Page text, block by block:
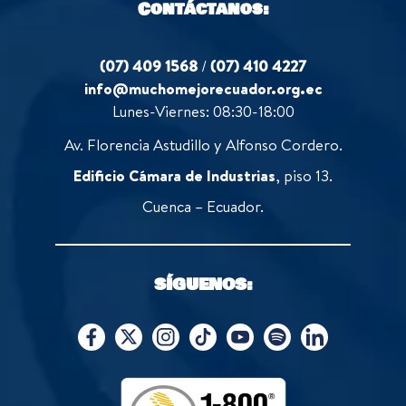
Contáctanos:
(07) 409 1568 /(07) 410 4227
info@muchomejorecuador.org.ec
Lunes-Viernes: 08:30-18:00
Av. Florencia Astudillo y Alfonso Cordero.
Edificio Cámara de Industrias, piso 13.
Cuenca – Ecuador.
SÍGUENOS: